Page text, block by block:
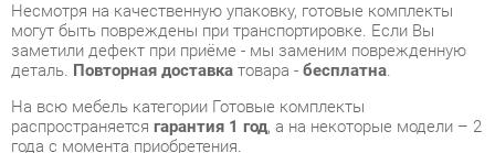
На всю мебель категории Готовые комплекты
распространяетсягарантия 1 год, а на некоторые модели – 2
года с момента приобретения.
Гостиная Техно Любимый дом 1 Дуб Крафт белый/Серый
шифер- это качественное изделие производства
дом, соответствующее современному государственному
стандарту.